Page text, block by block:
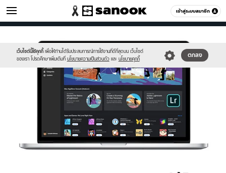
เข้าสู่ระบบสมาชิก
ไอที หมวดอื่นๆ
เว็บไซต์นี้ใช้คุกกี้ เพื่อให้ท่านได้รับประสบการณ์การใช้งานที่ดีที่สุดบน เว็บไซต์
ของเรา โปรดศึกษาเพิ่มเติมที่ นโยบายความเป็นส่วนตัว และ นโยบายคุกกี้
ตกลง
sanook.png